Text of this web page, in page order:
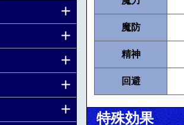
魔防
精神
回避
特殊効果